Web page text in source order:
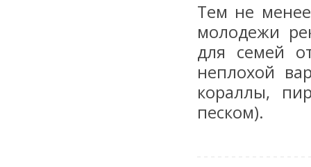
Тем не
молодежи
для семей
неплохой
кораллы,
песком).